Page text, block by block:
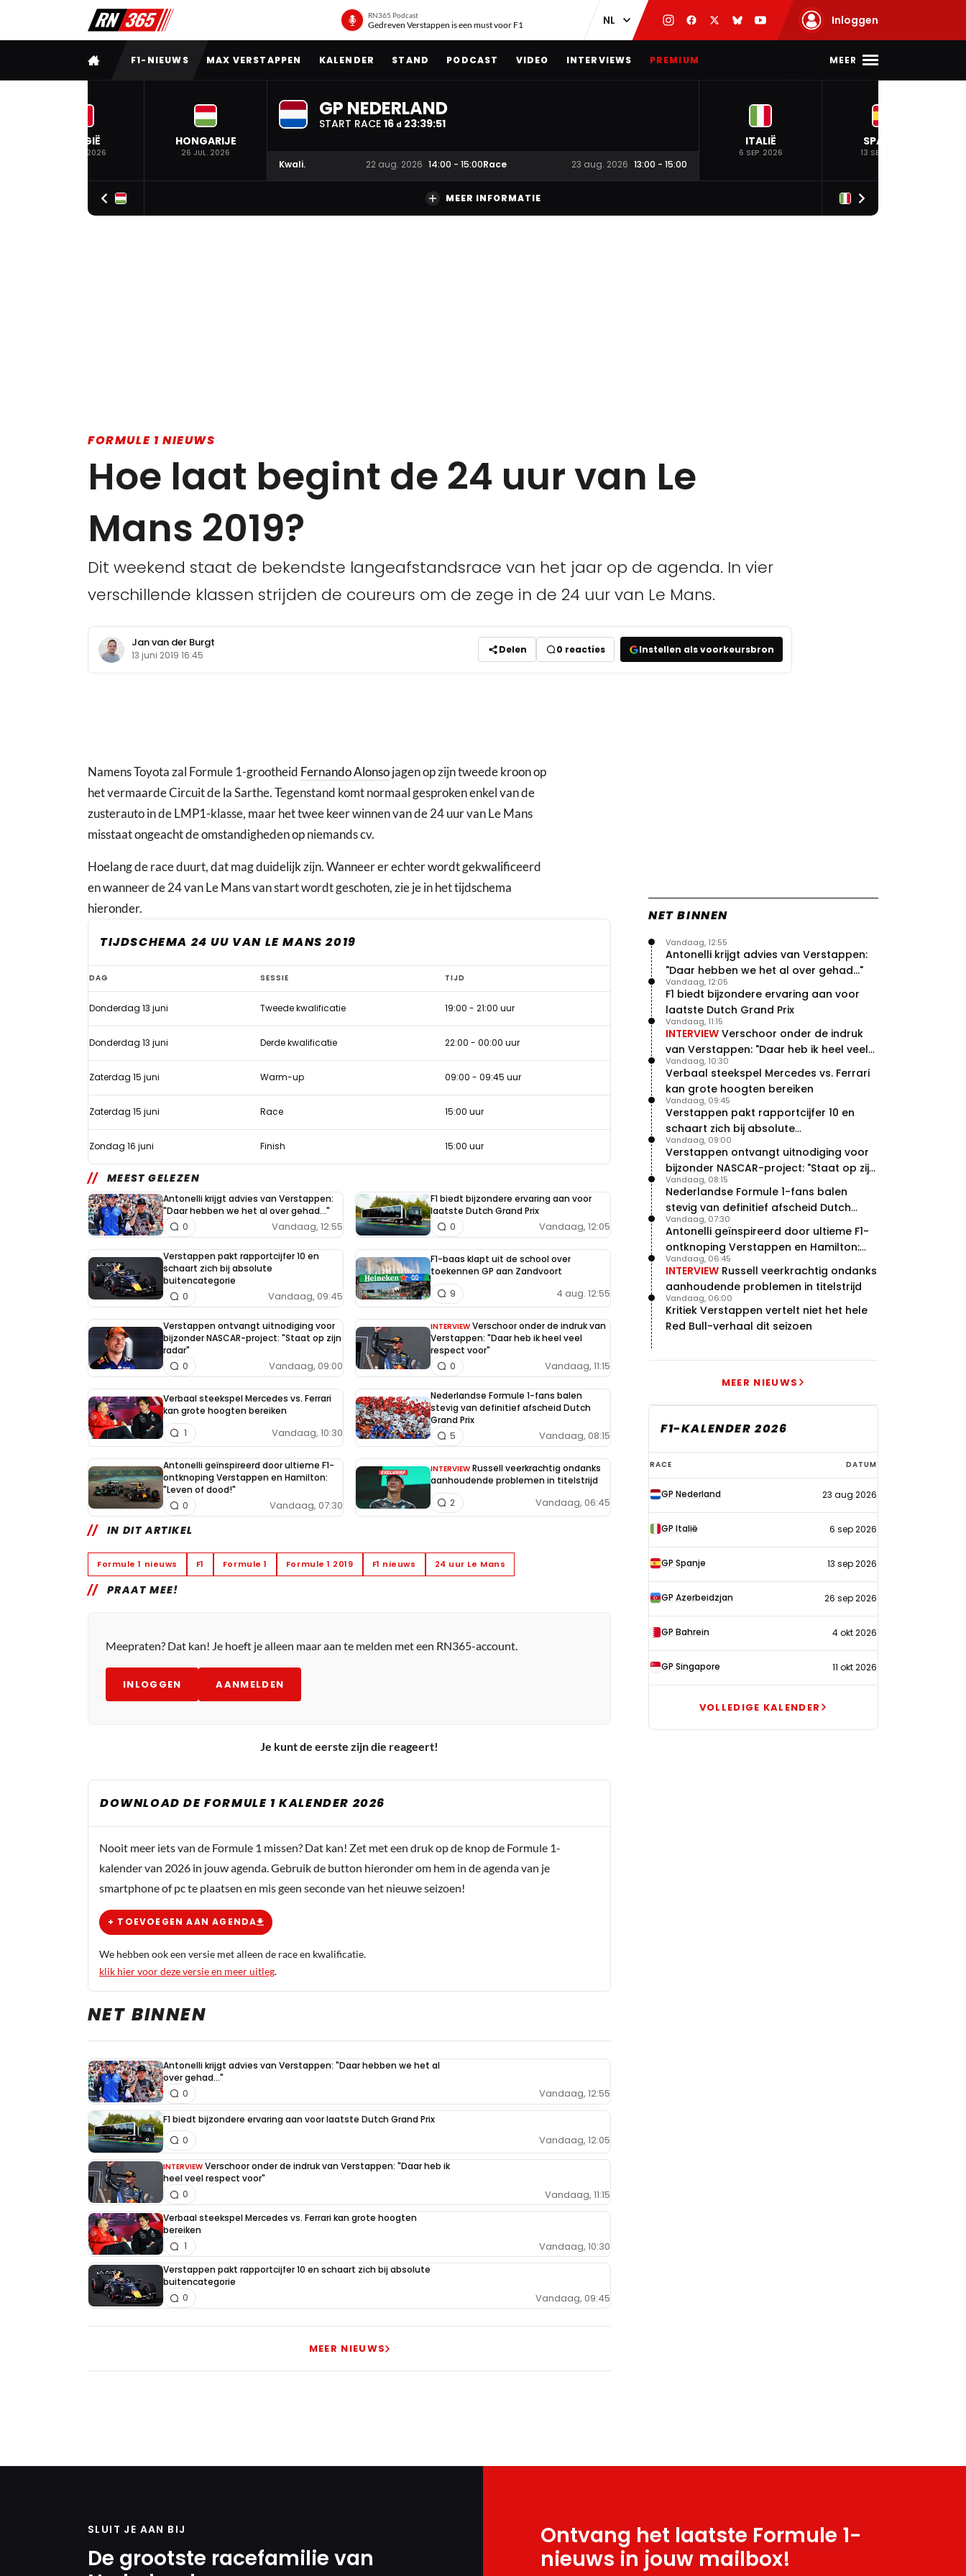
RN365 Podcast
Gedreven Verstappen is een must voor F1 Inloggen
VOLLEDIG MENU
F1-NIEUWS MAX VERSTAPPEN KALENDER STAND PODCAST VIDEO INTERVIEWS PREMIUM MEER
BELGIË
19 JUL. 2026
HONGARIJE
26 JUL. 2026
GP NEDERLAND
START RACE 16 d 23:39:50
Kwali. 22 aug. 2026 14:00 - 15:00Race 23 aug. 2026 13:00 - 15:00
ITALIË
6 SEP. 2026
SPANJE
13 SEP. 2026
MEER INFORMATIE
FORMULE 1 NIEUWS
Hoe laat begint de 24 uur van Le
Mans 2019?
Dit weekend staat de bekendste langeafstandsrace van het jaar op de agenda. In vier
verschillende klassen strijden de coureurs om de zege in de 24 uur van Le Mans.
Jan van der Burgt
13 juni 2019 16:45 Delen 0 reacties Instellen als voorkeursbron
Namens Toyota zal Formule 1-grootheid Fernando Alonsojagen op zijn tweede kroon op
het vermaarde Circuit de la Sarthe. Tegenstand komt normaal gesproken enkel van de
zusterauto in de LMP1-klasse, maar het twee keer winnen van de 24 uur van Le Mans
misstaat ongeacht de omstandigheden op niemands cv.
Hoelang de race duurt, dat mag duidelijk zijn. Wanneer er echter wordt gekwalificeerd
en wanneer de 24 van Le Mans van start wordt geschoten, zie je in het tijdschema
hieronder.
TIJDSCHEMA 24 UU VAN LE MANS 2019
Hoe
laat
begint
de
uur
van
Le
DAG SESSIE TIJD
Donderdag 13 juni Tweede kwalificatie 19:00 - 21:00 uur
Donderdag 13 juni Derde kwalificatie 22:00 - 00:00 uur
Zaterdag 15 juni Warm-up 09:00 - 09:45 uur
Zaterdag 15 juni Race 15:00 uur
Zondag 16 juni Finish 15:00 uur
MEEST GELEZEN
Antonelli krijgt advies van Verstappen:
"Daar hebben we het al over gehad..."
Vandaag, 12:55
0
F1 biedt bijzondere ervaring aan voor
laatste Dutch Grand Prix
Vandaag, 12:05
0
Verstappen pakt rapportcijfer 10 en
schaart zich bij absolute
buitencategorie
Vandaag, 09:45
0
F1-baas klapt uit de school over
toekennen GP aan Zandvoort
4 aug. 12:55
9
Verstappen ontvangt uitnodiging voor
bijzonder NASCAR-project: "Staat op zijn
radar"
Vandaag, 09:00
0
INTERVIEW Verschoor onder de indruk van
Verstappen: "Daar heb ik heel veel
respect voor"
Vandaag, 11:15
0
Verbaal steekspel Mercedes vs. Ferrari
kan grote hoogten bereiken
Vandaag, 10:30
1
Nederlandse Formule 1-fans balen
stevig van definitief afscheid Dutch
Grand Prix
Vandaag, 08:15
5
Antonelli geïnspireerd door ultieme F1-
ontknoping Verstappen en Hamilton:
"Leven of dood!"
Vandaag, 07:30
0
INTERVIEW Russell veerkrachtig ondanks
aanhoudende problemen in titelstrijd
Vandaag, 06:45
2
IN DIT ARTIKEL
Formule 1 nieuws F1 Formule 1 Formule 1 2019 F1 nieuws 24 uur Le Mans
PRAAT MEE!
Meepraten? Dat kan! Je hoeft je alleen maar aan te melden met een RN365-account.
INLOGGEN AANMELDEN
Je kunt de eerste zijn die reageert!
DOWNLOAD DE FORMULE 1 KALENDER 2026
Nooit meer iets van de Formule 1 missen? Dat kan! Zet met een druk op de knop de Formule 1-
kalender van 2026 in jouw agenda. Gebruik de button hieronder om hem in de agenda van je
smartphone of pc te plaatsen en mis geen seconde van het nieuwe seizoen!
+ TOEVOEGEN AAN AGENDA
We hebben ook een versie met alleen de race en kwalificatie.
klik hier voor deze versie en meer uitleg.
NET BINNEN
Antonelli krijgt advies van Verstappen: "Daar hebben we het al
over gehad..."
Vandaag, 12:55
0
F1 biedt bijzondere ervaring aan voor laatste Dutch Grand Prix
Vandaag, 12:05
0
INTERVIEW Verschoor onder de indruk van Verstappen: "Daar heb ik
heel veel respect voor"
Vandaag, 11:15
0
Verbaal steekspel Mercedes vs. Ferrari kan grote hoogten
bereiken
Vandaag, 10:30
1
Verstappen pakt rapportcijfer 10 en schaart zich bij absolute
buitencategorie
Vandaag, 09:45
0
MEER NIEUWS
NET BINNEN
Antonelli krijgt advies van Verstappen:
"Daar hebben we het al over gehad..."
Vandaag, 12:55
F1 biedt bijzondere ervaring aan voor
laatste Dutch Grand Prix
Vandaag, 12:05
INTERVIEW Verschoor onder de indruk
van Verstappen: "Daar heb ik heel veel
respect voor"
Vandaag, 11:15
Verbaal steekspel Mercedes vs. Ferrari
kan grote hoogten bereiken
Vandaag, 10:30
Verstappen pakt rapportcijfer 10 en
schaart zich bij absolute
buitencategorie
Vandaag, 09:45
Verstappen ontvangt uitnodiging voor
bijzonder NASCAR-project: "Staat op zijn
radar"
Vandaag, 09:00
Nederlandse Formule 1-fans balen
stevig van definitief afscheid Dutch
Grand Prix
Vandaag, 08:15
Antonelli geïnspireerd door ultieme F1-
ontknoping Verstappen en Hamilton:
"Leven of dood!"
Vandaag, 07:30
INTERVIEW Russell veerkrachtig ondanks
aanhoudende problemen in titelstrijd
Vandaag, 06:45
Kritiek Verstappen vertelt niet het hele
Red Bull-verhaal dit seizoen
Vandaag, 06:00
MEER NIEUWS
F1-KALENDER 2026
F1-
kalender
2026
RACE DATUM
GP Nederland 23 aug 2026
GP Italië 6 sep 2026
GP Spanje 13 sep 2026
GP Azerbeidzjan 26 sep 2026
GP Bahrein 4 okt 2026
GP Singapore 11 okt 2026
VOLLEDIGE KALENDER
SLUIT JE AAN BIJ
De grootste racefamilie van
Ontvang het laatste Formule 1-
nieuws in jouw mailbox!